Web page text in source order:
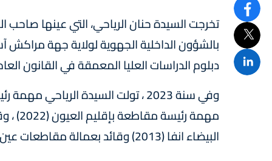
تخرجت السيدة حنان الرياحي، التي عينها
بالشؤون الداخلية الجهوية لولاية جهة
دبلوم الدراسات العليا المعمقة في القانون
وفي سنة 2023 ، تولت السيدة
البيضاء انفا (2013) وقائد بعمالة مقاطعات عين الشق سنة 2010.